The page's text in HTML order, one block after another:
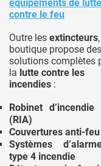
équipements de lutte
contre le feu
Outre les extincteurs
boutique propose des
solutions complètes
la lutte contre les
incendies :
Robinet d’incendie
(RIA)
Couvertures anti-feu
Systèmes
type 4 incendie